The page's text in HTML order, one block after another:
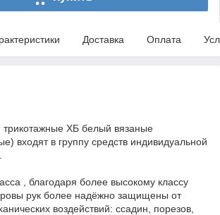
Доставка Оплата
трикотажные ХБ белый вязаные
входят в группу средств индивидуальной
, благодаря более высокому классу
рук более надёжно защищены от
воздействий: ссадин, порезов,